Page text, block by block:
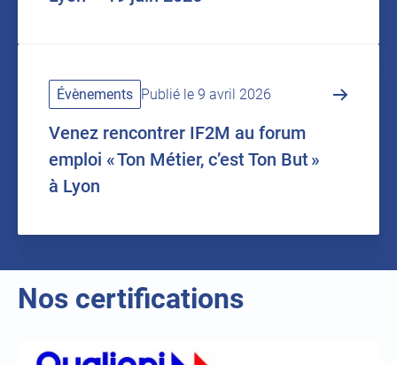
Évènements Publié le 9 avril 2026
Venez rencontrer IF2M au forum
emploi « Ton Métier, c’est Ton But »
à Lyon
Nos certifications